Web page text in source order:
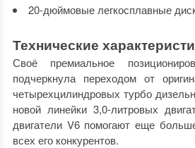
20-дюймовые легкосплавные
Технические
Своё премиальное
подчеркнула переходом от
четырехцилиндровых турбо
новой линейки 3,0-литровых
двигатели V6 помогают еще
всех его конкурентов.